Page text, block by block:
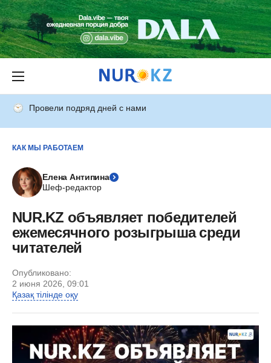
Провели подряд дней с нами
КАК МЫ РАБОТАЕМ
Елена Антипина
Шеф-редактор
NUR.KZ объявляет победителей
ежемесячного розыгрыша среди
читателей
Опубликовано:
2 июня 2026, 09:01
Қазақ тілінде оқу